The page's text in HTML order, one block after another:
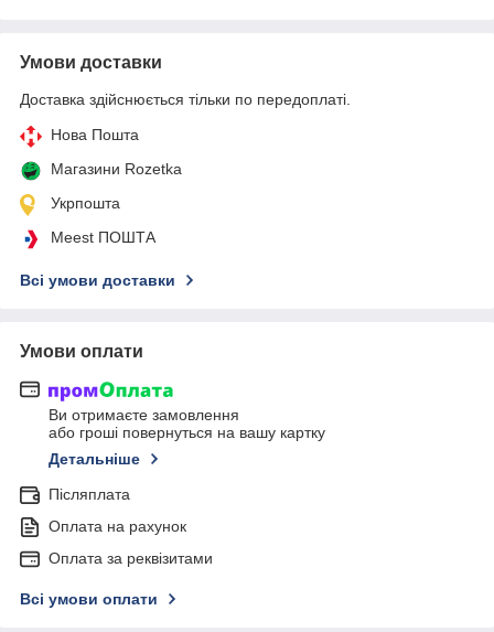
Умови доставки
Доставка здійснюється тільки по передоплаті.
Нова Пошта
Магазини Rozetka
Укрпошта
Meest ПОШТА
Всі умови доставки
Умови оплати
Ви отримаєте замовлення
або гроші повернуться на вашу картку
Детальніше
Післяплата
Оплата на рахунок
Оплата за реквізитами
Всі умови оплати